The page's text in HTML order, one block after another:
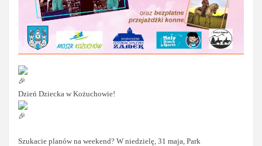
Dzień Dziecka w Kożuchowie!
Szukacie planów na weekend? W niedzielę, 31 maja, Park